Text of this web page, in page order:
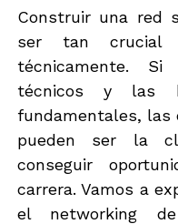
Construir una red
ser tan crucial
técnicamente.
técnicos y las
fundamentales, las
pueden ser la
conseguir
carrera. Vamos a
el networking